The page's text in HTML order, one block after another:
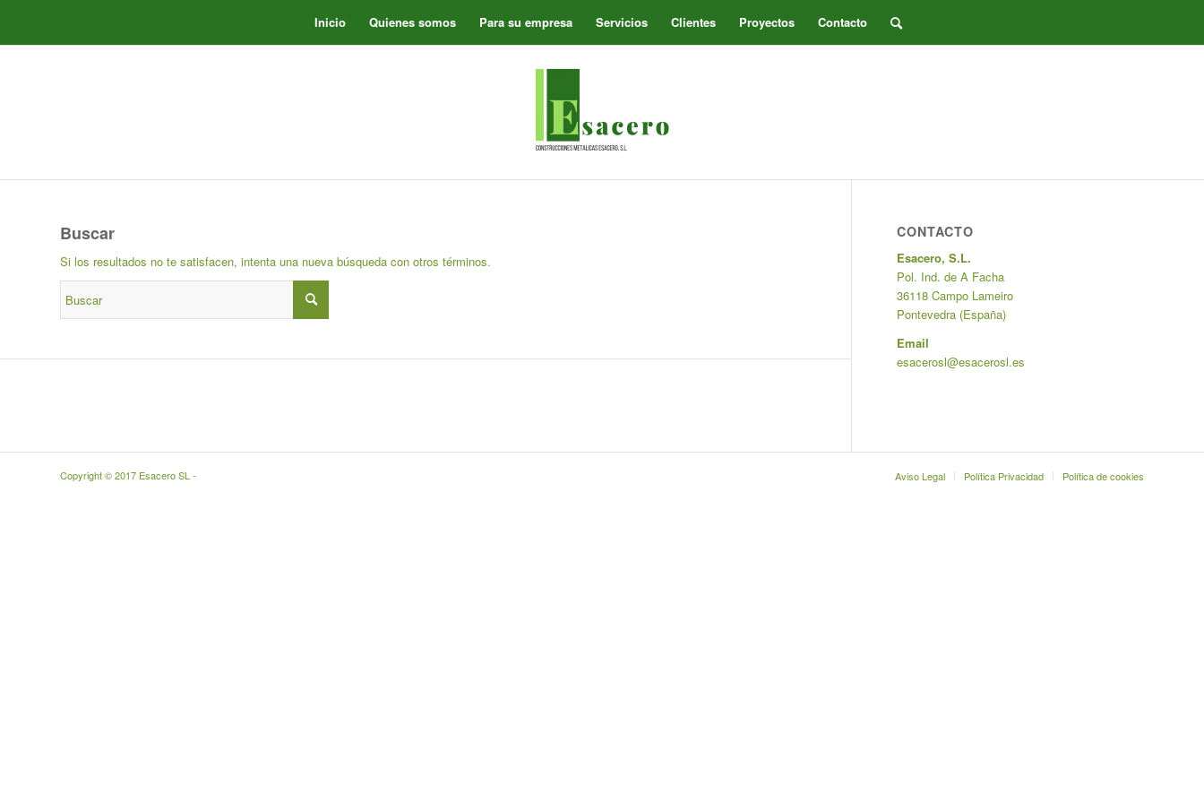
Inicio Quienes somos Para su empresa Servicios Clientes Proyectos Contacto
Buscar
Si los resultados no te satisfacen, intenta una nueva búsqueda con otros términos.
CONTACTO
Esacero, S.L.
Pol. Ind. de A Facha
36118 Campo Lameiro
Pontevedra (España)
Email
esacerosl@esacerosl.es
Copyright © 2017 Esacero SL - Aviso Legal Política Privacidad Política de cookies